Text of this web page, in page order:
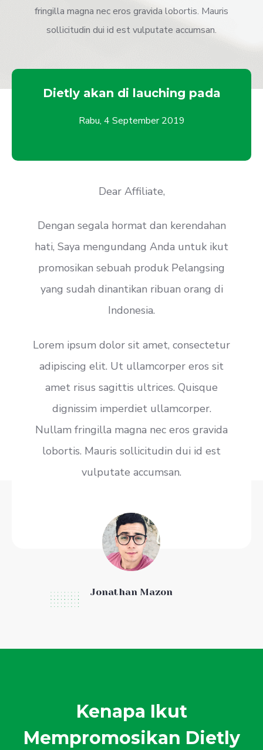
fringilla magna nec eros gravida lobortis. Mauris
sollicitudin dui id est vulputate accumsan.
Dietly akan di lauching pada
Rabu, 4 September 2019
Dear Affiliate,
Dengan segala hormat dan kerendahan
hati, Saya mengundang Anda untuk ikut
promosikan sebuah produk Pelangsing
yang sudah dinantikan ribuan orang di
Indonesia.
Lorem ipsum dolor sit amet, consectetur
adipiscing elit. Ut ullamcorper eros sit
amet risus sagittis ultrices. Quisque
dignissim imperdiet ullamcorper.
Nullam fringilla magna nec eros gravida
lobortis. Mauris sollicitudin dui id est
vulputate accumsan.
Jonathan Mazon
Kenapa Ikut
Mempromosikan Dietly